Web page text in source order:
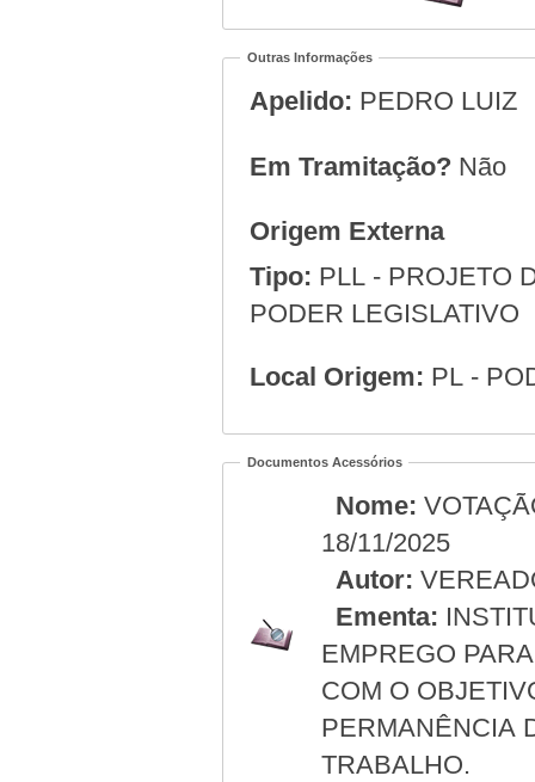
Outras Informações
Apelido: PEDRO LUIZ
Em Tramitação? Não
Origem Externa
Tipo: PLL - PROJETO
PODER LEGISLATIVO
Local Origem: PL -
Documentos Acessórios
Nome:
18/11/2025
Autor:
Ementa:
EMPREGO
COM O
PERMANÊNCIA
TRABALHO.